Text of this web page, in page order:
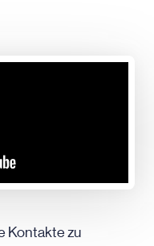
Kontakte zu